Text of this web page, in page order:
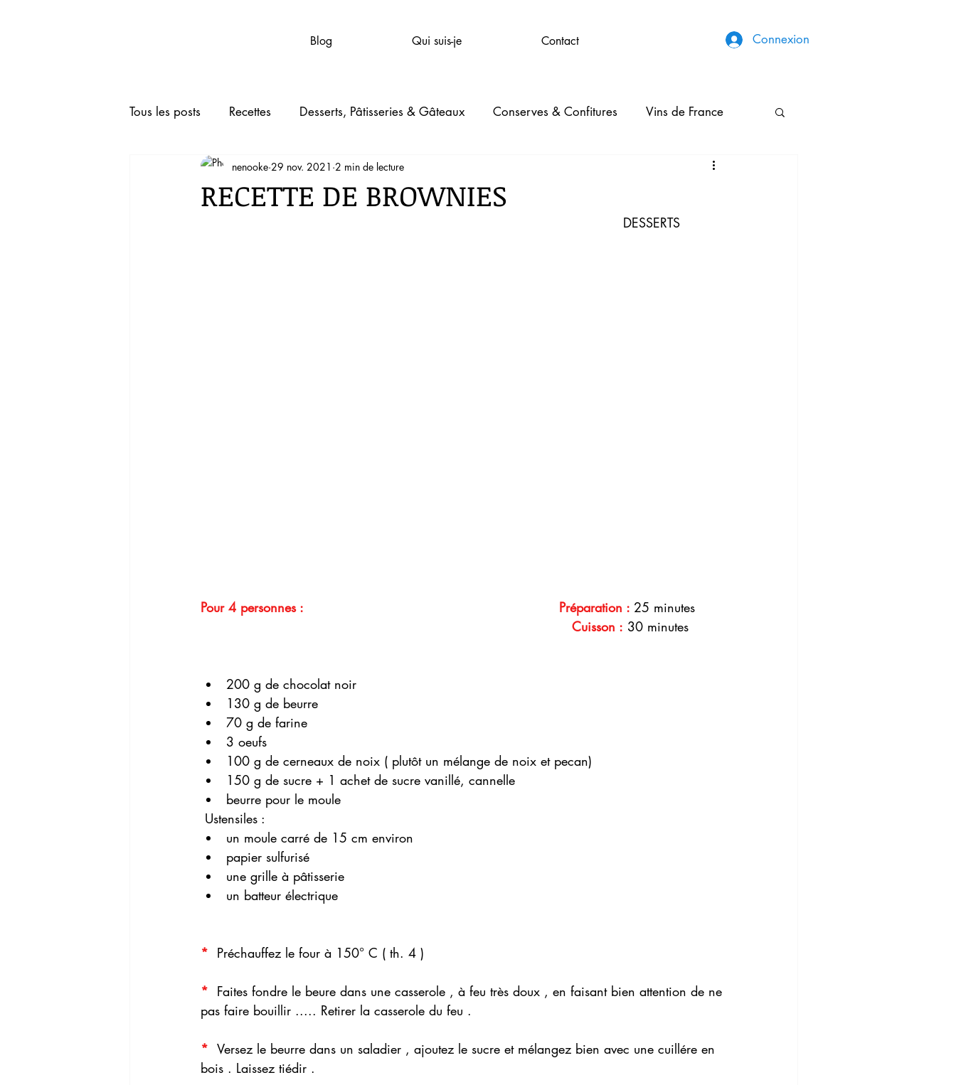
Blog Qui suis-je Contact Connexion
Tous les posts Recettes Desserts, Pâtisseries & Gâteaux Conserves & Confitures Vins de France
Boissons Animaux de compagnie Santé & Bien-être Broderies & Couture
RECETTE DE BROWNIES
nenooke 29 nov. 2021 2 min de lecture
                                                                                                   DESSERTS
Pour 4 personnes :
   Préparation :
25 minutes
     Cuisson :
30 minutes
200 g de chocolat noir
130 g de beurre
70 g de farine
3 oeufs
100 g de cerneaux de noix ( plutôt un mélange de noix et pecan)
150 g de sucre + 1 achet de sucre vanillé, cannelle
beurre pour le moule
Ustensiles :
un moule carré de 15 cm environ
papier sulfurisé
une grille à pâtisserie
un batteur électrique
* Préchauffez le four à 150° C ( th. 4 )
* Faites fondre le beure dans une casserole , à feu très doux , en faisant bien attention de ne
pas faire bouillir ..... Retirer la casserole du feu .
* Versez le beurre dans un saladier , ajoutez le sucre et mélangez bien avec une cuillére en
bois . Laissez tiédir .